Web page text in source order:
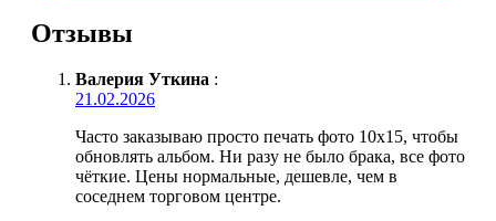
Отзывы
Валерия Уткина :
21.02.2026
Часто заказываю просто печать фото 10х15, чтобы
обновлять альбом. Ни разу не было брака, все фото
чёткие. Цены нормальные, дешевле, чем в
соседнем торговом центре.